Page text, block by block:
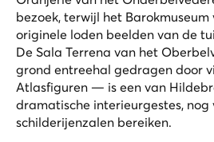
bezoek, terwijl het
originele loden beelden van de
De Sala Terrena van het
grond entreehal gedragen door
Atlasfiguren — is een van
dramatische interieurgestes, nog
schilderijenzalen bereiken.